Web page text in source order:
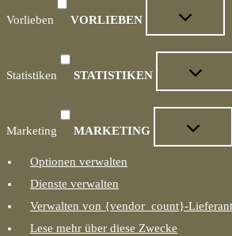
Vorlieben VORLIEBEN
Statistiken STATISTIKEN
Marketing MARKETING
Optionen verwalten
Dienste verwalten
Verwalten von {vendor_count}-
Lese mehr über diese Zwecke